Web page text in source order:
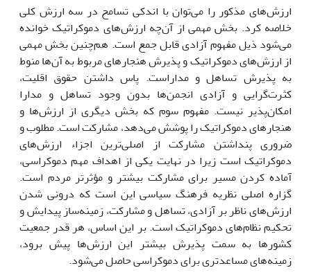
ارزش‌هاى مذکور را مى‌توان با اندکى تسامح در سه ارزش کلى
خلاصه کرد. بخش مهمى از آن‌چه ارزش‌هاى دموکراتیک خوانده
مى‌شود ذیل مفهوم آزادى قابل جمع است. هم‌چنین بخش مهمى
از ارزش‌هاى دموکراتیک و پذیرش هنجارهاى مربوط به آن‌ها منوط
به پذیرش تساهل و مداراست. پاس داشتن حقوق اقلیت،
کثرت‌گرایى و آزادى انجمن‌ها بدون وجود تساهل و مدارا
امکان‌پذیر نیست. مفهوم سوم که بخش دیگرى از ارزش‌ها و
هنجارهاى دموکراتیک را پوشش مى‌دهد، مشارکت است. مطلوب و
ضرورى پنداشتن مشارکت از اصلى‌ترین اجزاء ارزش‌هاى
دموکراتیک است زیرا در نهایت یکى از اهداف مهم دموکراسى،
آماده کردن مسیر براى مشارکت بیشتر و مؤثرتر مردم است.
گزاره اصلى نظریه فرهنگ سیاسى این است که درونى شدن
ارزش‌هاى ناظر بر آزادى، تساهل و مشارکت، زمینه‌ساز پیدایش و
تحکیم نظام‌هاى دموکراتیک است. بر این اساس، هر قدر جمعیت
کشورها به سمت پذیرش بیشتر این ارزش‌ها پیش برود،
زمینه‌هاى مساعدترى براى دموکراسى حاصل مى‌شود.